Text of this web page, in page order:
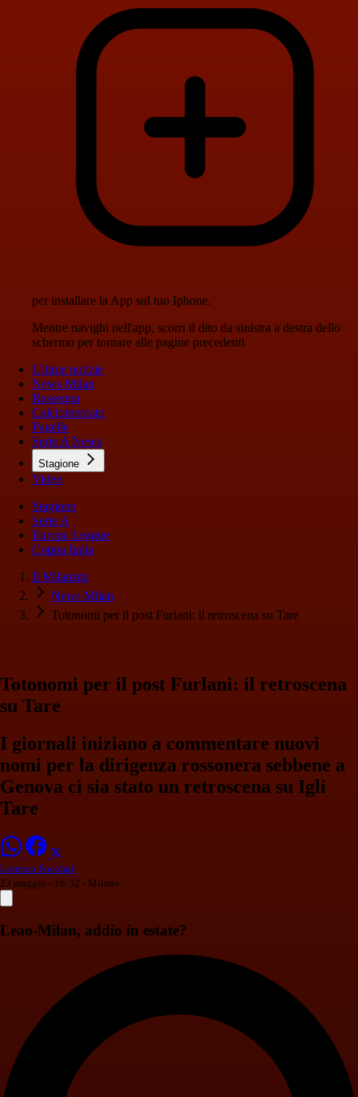
per installare la App sul tuo Iphone.
Mentre navighi nell'app, scorri il dito da sinistra a destra dello
schermo per tornare alle pagine precedenti
Ultime notizie
News Milan
Rassegna
Calciomercato
Pagelle
Serie A News
Stagione
Video
Stagione
Serie A
Europa League
Coppa Italia
Il Milanista
News Milan
Totonomi per il post Furlani: il retroscena su Tare
Totonomi per il post Furlani: il retroscena
su Tare
I giornali iniziano a commentare nuovi
nomi per la dirigenza rossonera sebbene a
Genova ci sia stato un retroscena su Igli
Tare
Lorenzo Focolari
23 maggio - 16:32 - Milano
Leao-Milan, addio in estate?